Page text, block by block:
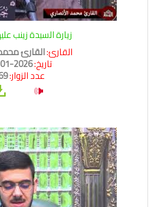
زيارة السيدة زينب
القارئ:القارئ
تاريخ:2026-01-08
عدد الزوار: